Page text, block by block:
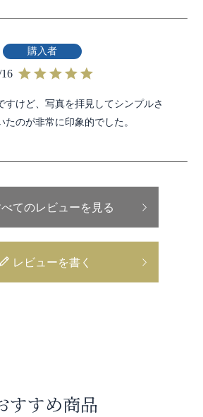
購入者
すけど、写真を拝見してシンプルさ
たのが非常に印象的でした。
てのレビューを見る
レビューを書く
すすめ商品